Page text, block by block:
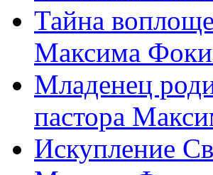
Тайна
Максима
Младенец
пастора
Искупление